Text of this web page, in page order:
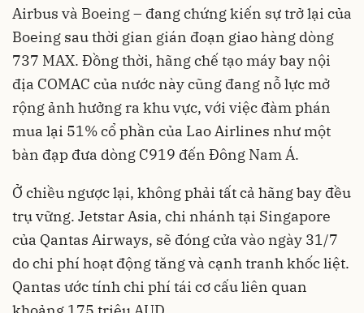
Airbus và Boeing – đang chứng kiến sự trở lại của
Boeing sau thời gian gián đoạn giao hàng dòng
737 MAX. Đồng thời, hãng chế tạo máy bay nội
địa COMAC của nước này cũng đang nỗ lực mở
rộng ảnh hưởng ra khu vực, với việc đàm phán
mua lại 51% cổ phần của Lao Airlines như một
bàn đạp đưa dòng C919 đến Đông Nam Á.
Ở chiều ngược lại, không phải tất cả hãng bay đều
trụ vững. Jetstar Asia, chi nhánh tại Singapore
của Qantas Airways, sẽ đóng cửa vào ngày 31/7
do chi phí hoạt động tăng và cạnh tranh khốc liệt.
Qantas ước tính chi phí tái cơ cấu liên quan